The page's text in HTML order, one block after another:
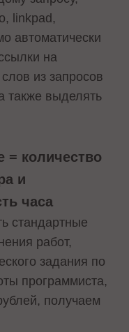
linkpad,
автоматически
на
из запросов
также выделять
= количество
и
часа
стандартные
работ,
задания по
программиста,
получаем